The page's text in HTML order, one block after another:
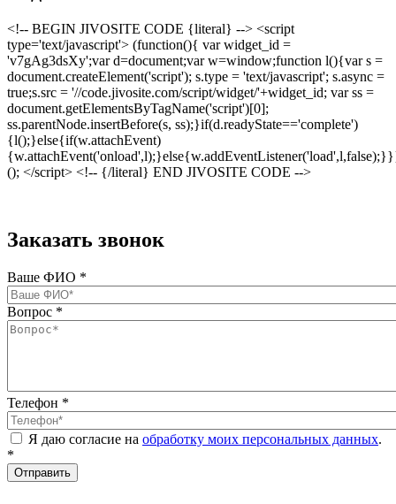
<!-- BEGIN JIVOSITE CODE {literal} --> <script
type='text/javascript'> (function(){ var widget_id =
'v7gAg3dsXy';var d=document;var w=window;function l(){var s =
document.createElement('script'); s.type = 'text/javascript'; s.async =
true;s.src = '//code.jivosite.com/script/widget/'+widget_id; var ss =
document.getElementsByTagName('script')[0];
ss.parentNode.insertBefore(s, ss);}if(d.readyState=='complete')
{l();}else{if(w.attachEvent)
(); </script> <!-- {/literal} END JIVOSITE CODE -->
Заказать звонок
Ваше ФИО *
Вопрос *
Телефон *
Я даю согласие на обработку моих персональных данных.
*